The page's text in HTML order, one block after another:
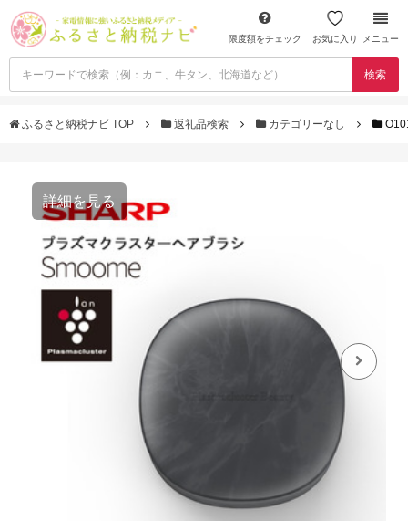
限度額をチェック お気に入り メニュー
検索
ふるさと納税ナビ TOP 返礼品検索 カテゴリーなし
詳細を見る